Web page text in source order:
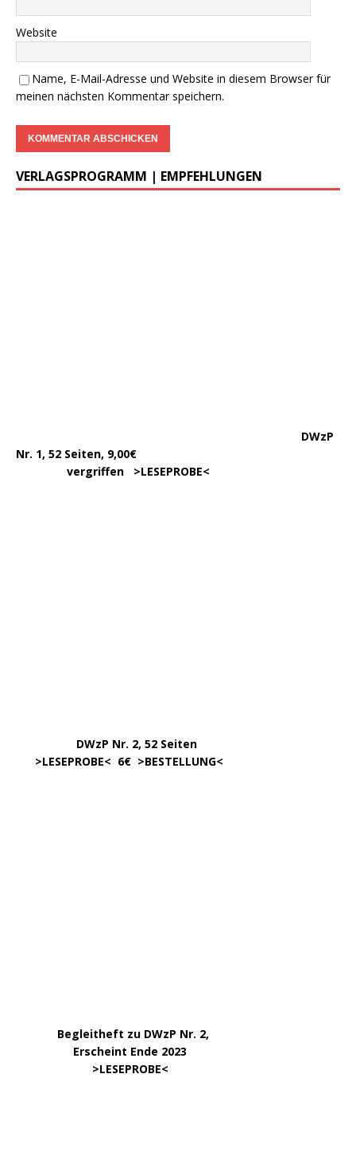
Website
Name, E-Mail-Adresse und Website in diesem Browser für
meinen nächsten Kommentar speichern.
VERLAGSPROGRAMM | EMPFEHLUNGEN
DWzP
Nr. 1, 52 Seiten, 9,00€
vergriffen >LESEPROBE<
DWzP Nr. 2, 52 Seiten
>LESEPROBE< 6€ >BESTELLUNG<
Begleitheft zu DWzP Nr. 2,
Erscheint Ende 2023
>LESEPROBE<